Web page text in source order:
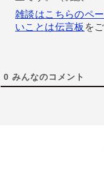
雑談はこちらのペ
いことは伝言板 を
0 みんなのコメント